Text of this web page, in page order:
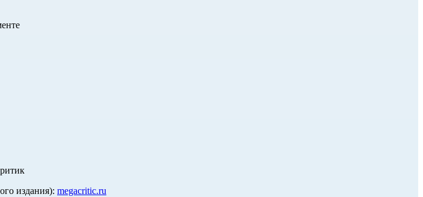
издания): megacritic.ru